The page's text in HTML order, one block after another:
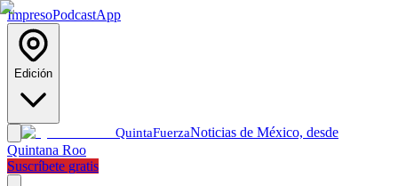
ImpresoPodcastApp
Edición
QuintaFuerzaNoticias de México, desde
Quintana Roo
Suscríbete gratis